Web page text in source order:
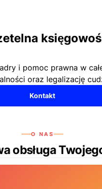
i pomoc prawna w
oraz legalizację
Kontakt
O NAS
obsługa